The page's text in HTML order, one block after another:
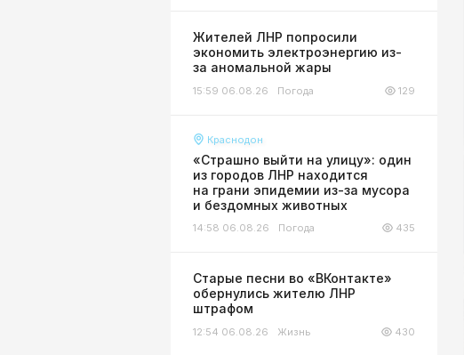
Жителей ЛНР попросили
экономить электроэнергию из-
за аномальной жары
15:59 06.08.26 Погода 129
Краснодон
«Страшно выйти на улицу»: один
из городов ЛНР находится
на грани эпидемии из-за мусора
и бездомных животных
14:58 06.08.26 Погода 435
Старые песни во «ВКонтакте»
обернулись жителю ЛНР
штрафом
12:54 06.08.26 Жизнь 430